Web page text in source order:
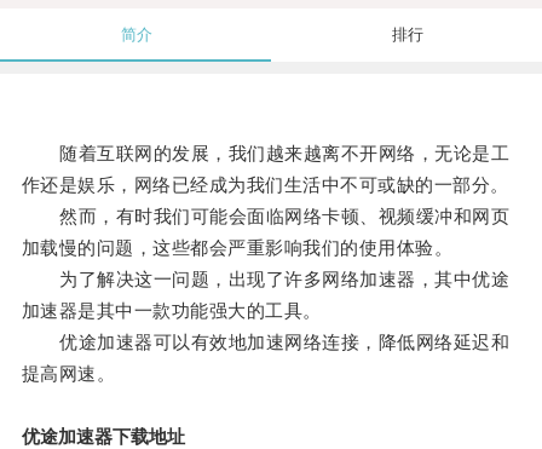
简介 排行
随着互联网的发展，我们越来越离不开网络，无论是工
作还是娱乐，网络已经成为我们生活中不可或缺的一部分。
然而，有时我们可能会面临网络卡顿、视频缓冲和网页
加载慢的问题，这些都会严重影响我们的使用体验。
为了解决这一问题，出现了许多网络加速器，其中优途
加速器是其中一款功能强大的工具。
优途加速器可以有效地加速网络连接，降低网络延迟和
提高网速。
优途加速器下载地址